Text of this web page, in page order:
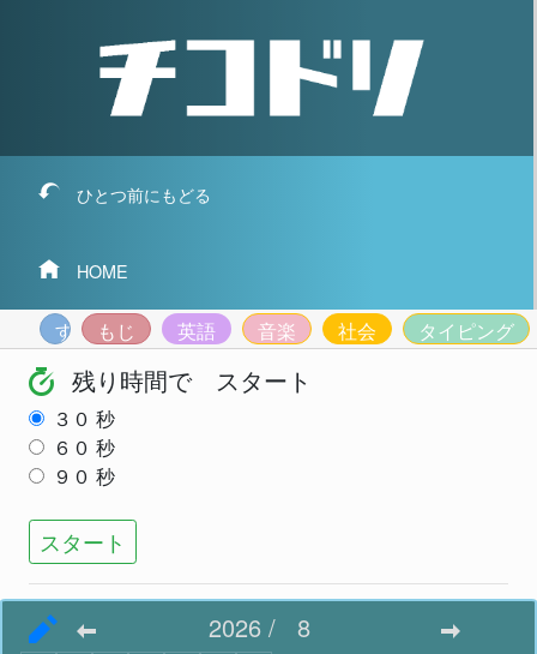
ひとつ前にもどる
HOME
2026 / 8
すうじもじ 英語 音楽 社会 タイピング
残り時間で スタート
３０ 秒
６０ 秒
９０ 秒
スタート
問題数 で スタート